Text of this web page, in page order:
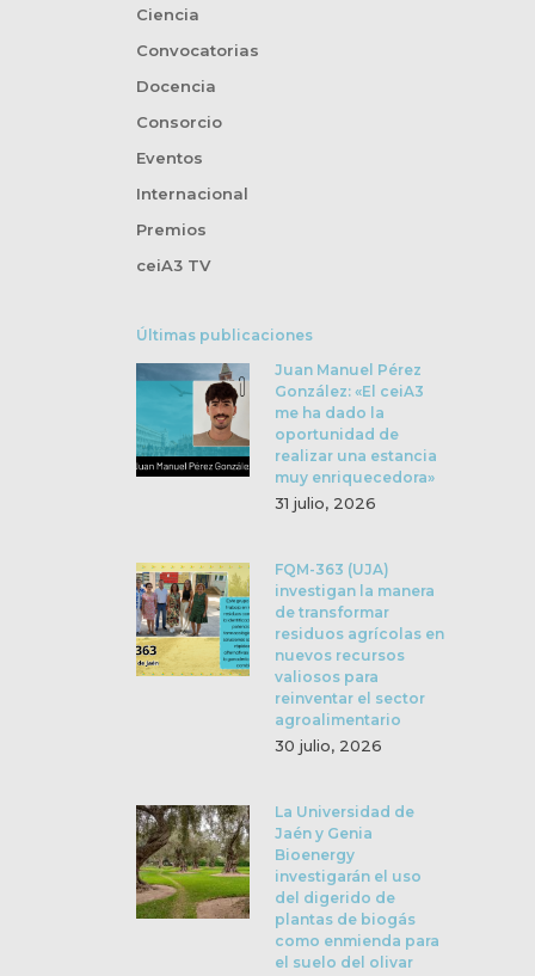
Ciencia
Convocatorias
Docencia
Consorcio
Eventos
Internacional
Premios
ceiA3 TV
Últimas publicaciones
Juan Manuel Pérez
González: «El ceiA3
me ha dado la
oportunidad de
realizar una estancia
muy enriquecedora»
31 julio, 2026
FQM-363 (UJA)
investigan la manera
de transformar
residuos agrícolas en
nuevos recursos
valiosos para
reinventar el sector
agroalimentario
30 julio, 2026
La Universidad de
Jaén y Genia
Bioenergy
investigarán el uso
del digerido de
plantas de biogás
como enmienda para
el suelo del olivar